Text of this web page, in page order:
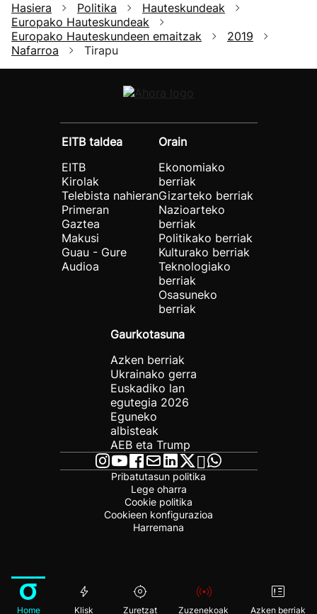
Hasiera Politika
Hauteskundeak
Europako Hauteskundeak
Europako Hauteskundeen emaitzak
2019
Nafarroa
Tirapu
EITB taldea
EITB
Kirolak
Telebista nahieran
Primeran
Gaztea
Makusi
Guau - Gure
Audioa
Orain
Ekonomiako
berriak
Gizarteko berriak
Nazioarteko
berriak
Politikako berriak
Kulturako berriak
Teknologiako
berriak
Osasuneko
berriak
Gaurkotasuna
Azken berriak
Ukrainako gerra
Euskadiko lan
egutegia 2026
Eguneko
albisteak
AEB eta Trump
Pribatutasun politika
Lege oharra
Cookie politika
Cookieen konfigurazioa
Harremana
Home Klisk Zuretzat Zuzenekoak Azken berriak